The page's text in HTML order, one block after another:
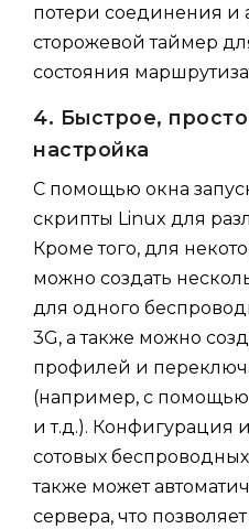
потери соединения и
сторожевой таймер
состояния
4. Быстрое,
настройка
С помощью окна
скрипты Linux для
Кроме того, для
можно создать
для одного
3G, а также можно
профилей и
(например, с помощью
и т.д.). Конфигурация
сотовых
также может
сервера, что